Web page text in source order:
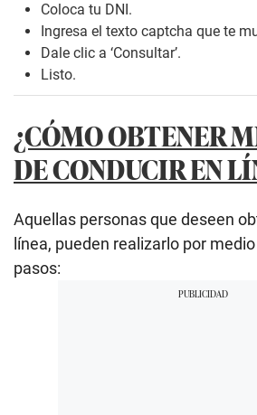
Coloca tu DNI.
Ingresa el texto captcha que te
Dale clic a ‘Consultar’.
Listo.
¿CÓMO OBTENER
DE CONDUCIR EN
Aquellas personas que deseen
línea, pueden realizarlo por
pasos: